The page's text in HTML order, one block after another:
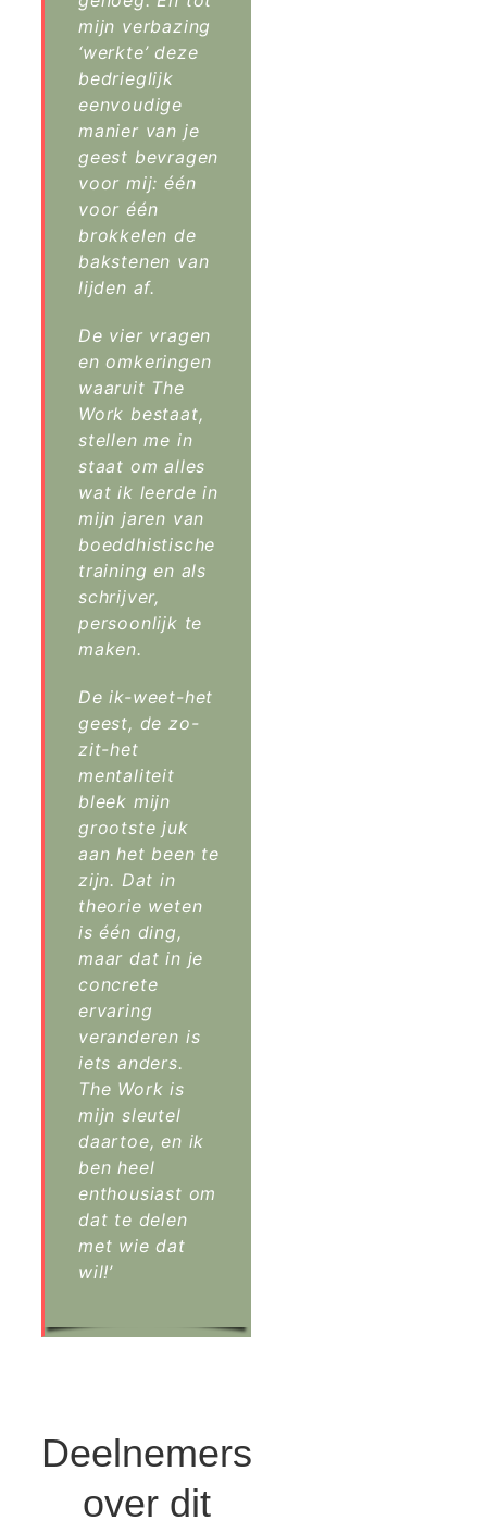
mijn verbazing
‘werkte’ deze
bedrieglijk
eenvoudige
manier van je
geest bevragen
voor mij: één
voor één
brokkelen de
bakstenen van
lijden af.
De vier vragen
en omkeringen
waaruit The
Work bestaat,
stellen me in
staat om alles
wat ik leerde in
mijn jaren van
boeddhistische
training en als
schrijver,
persoonlijk te
maken.
De ik-weet-het
geest, de zo-
zit-het
mentaliteit
bleek mijn
grootste juk
aan het been te
zijn. Dat in
theorie weten
is één ding,
maar dat in je
concrete
ervaring
veranderen is
iets anders.
The Work is
mijn sleutel
daartoe, en ik
ben heel
enthousiast om
dat te delen
met wie dat
wil!’
Deelnemers
over dit